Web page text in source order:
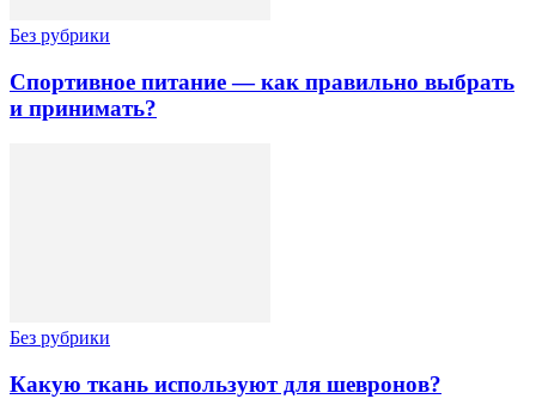
Без рубрики
Спортивное питание — как правильно выбрать
и принимать?
Без рубрики
Какую ткань используют для шевронов?